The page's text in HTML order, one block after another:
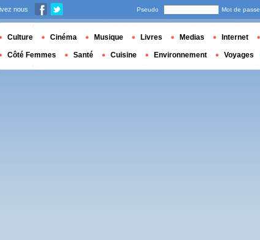
nous Pseudo Mot de passe
Culture Cinéma Musique Livres Medias Internet
Côté Femmes Santé Cuisine Environnement Voyages